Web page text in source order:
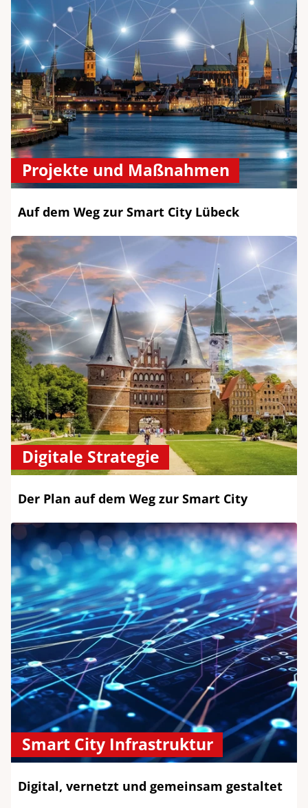
Projekte und Maßnahmen
Auf dem Weg zur Smart City Lübeck
Digitale Strategie
Der Plan auf dem Weg zur Smart City
Smart City Infrastruktur
Digital, vernetzt und gemeinsam gestaltet